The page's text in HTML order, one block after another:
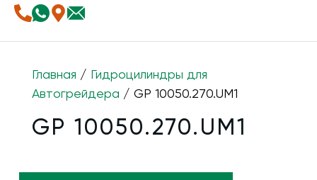
Главная / Гидроцилиндры для
Автогрейдера / GP 10050.270.UM1
GP 10050.270.UM1